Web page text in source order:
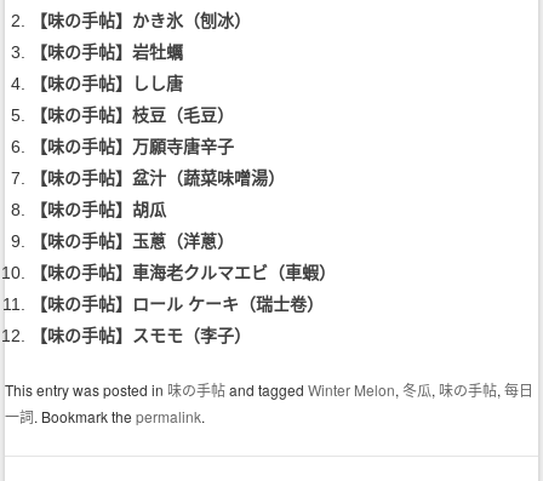
【味の手帖】かき氷（刨冰）
【味の手帖】岩牡蠣
【味の手帖】しし唐
【味の手帖】枝豆（毛豆）
【味の手帖】万願寺唐辛子
【味の手帖】盆汁（蔬菜味噌湯）
【味の手帖】胡瓜
【味の手帖】玉蔥（洋蔥）
【味の手帖】車海老クルマエビ（車蝦）
【味の手帖】ロール ケーキ（瑞士卷）
【味の手帖】スモモ（李子）
This entry was posted in 味の手帖‬and taggedWinter Melon,冬瓜, 味の手帖,每日
一詞. Bookmark thepermalink.